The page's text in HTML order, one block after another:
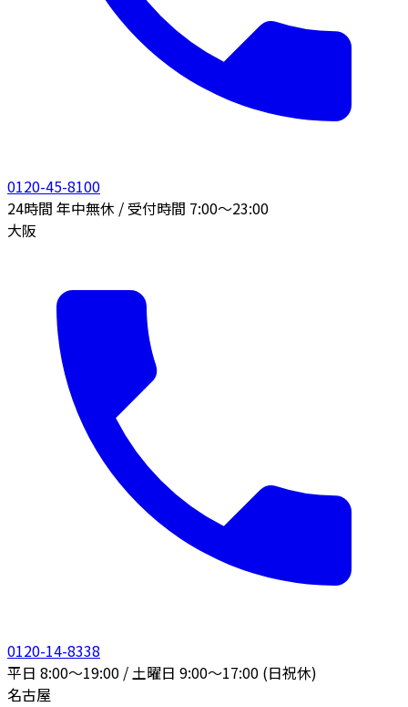
0120-45-8100
24時間 年中無休 / 受付時間 7:00〜23:00
大阪
0120-14-8338
平日 8:00〜19:00 / 土曜日 9:00〜17:00 (日祝休)
名古屋